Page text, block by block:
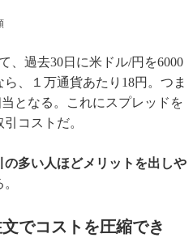
、過去30日に米ドル/円を6000
、１万通貨あたり18円。つま
となる。これにスプレッドを
コストだ。
の多い人ほどメリットを出しや
でコストを圧縮でき